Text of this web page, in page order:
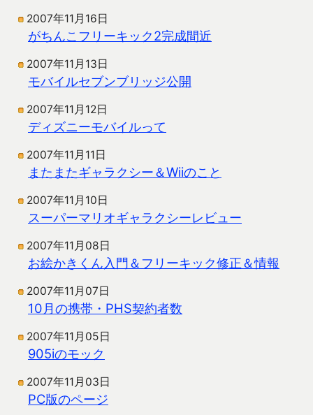
2007年11月16日
がちんこフリーキック2完成間近
2007年11月13日
モバイルセブンブリッジ公開
2007年11月12日
ディズニーモバイルって
2007年11月11日
またまたギャラクシー＆Wiiのこと
2007年11月10日
スーパーマリオギャラクシーレビュー
2007年11月08日
お絵かきくん入門＆フリーキック修正＆情報
2007年11月07日
10月の携帯・PHS契約者数
2007年11月05日
905iのモック
2007年11月03日
PC版のページ